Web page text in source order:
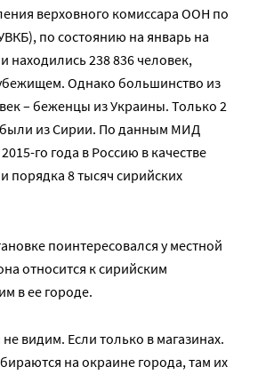
верховного комиссара ООН по
по состоянию на январь на
находились 238 836 человек,
Однако большинство из
– беженцы из Украины. Только 2
из Сирии. По данным МИД
го года в Россию в качестве
порядка 8 тысяч сирийских
поинтересовался у местной
относится к сирийским
в ее городе.
видим. Если только в магазинах.
на окраине города, там их